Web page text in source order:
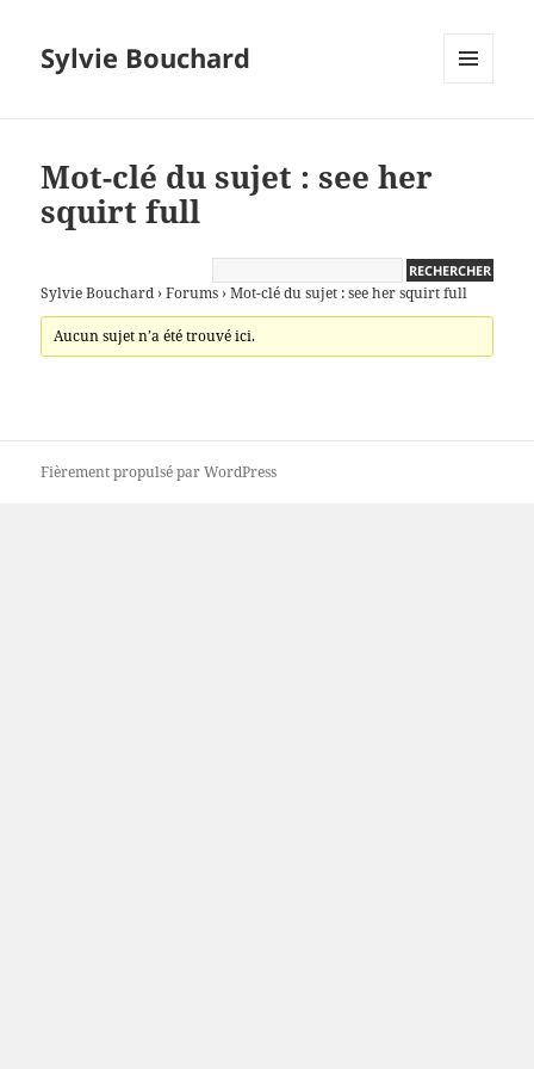
Sylvie Bouchard
Mot-clé du sujet : see her
squirt full
Sylvie Bouchard › Forums › Mot-clé du sujet : see her squirt full
Aucun sujet n’a été trouvé ici.
Fièrement propulsé par WordPress